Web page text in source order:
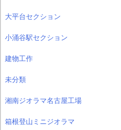
大平台セクション
小涌谷駅セクション
建物工作
未分類
湘南ジオラマ名古屋工場
箱根登山ミニジオラマ